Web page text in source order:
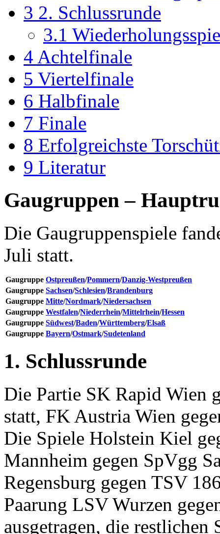
3 2. Schlussrunde
3.1
4 Achtelfinale
5 Viertelfinale
6 Halbfinale
7 Finale
8 Erfolgreichste
9 Literatur
Gaugruppen –
Die Gaugruppenspiele
Juli statt.
Gaugruppe Ostpreußen/Pommern/Danzig-Westpreußen
Gaugruppe Sachsen/Schlesien/Brandenburg
Gaugruppe Mitte/Nordmark/Niedersachsen
Gaugruppe Westfalen/Niederrhein/Mittelrhein/Hessen
Gaugruppe Südwest/Baden/Württemberg/Elsaß
Gaugruppe Bayern/Ostmark/Sudetenland
1. Schlussrunde
Die Partie SK Rapid Wien
statt, FK Austria Wien
Die Spiele Holstein Kiel
Mannheim gegen SpVgg
Regensburg gegen TSV
Paarung LSV Wurzen
ausgetragen, die restlichen